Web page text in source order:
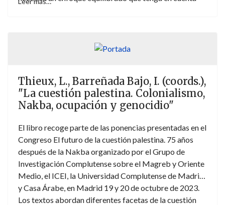
implicaciones éticas y jurídicas existentes, la
como los debidos cauces de actuación en caso de que
no operen debidamente. Sin dejar de lado la
responsabilidad primaria del Estado en esta materia ni
organizaciones de derechos humanos juegan en la
vigilancia y control de las actividades de las empresas
relacionadas con el comercio de armas, así como en la
denuncia de posibles violaciones de derechos humanos.
Temas todos ellos de la más candente actualidad, lo
que dota a la obra de un innegable interés.
Thieux, L., Barreñada Bajo, I. (coords.),
"La cuestión palestina. Colonialismo,
Nakba, ocupación y genocidio"
El libro recoge parte de las ponencias presentadas en el
Congreso El futuro de la cuestión palestina. 75 años
después de la Nakba organizado por el Grupo de
Investigación Complutense sobre el Magreb y Oriente
Medio, el ICEI, la Universidad Complutense de Madrid
y Casa Árabe, en Madrid 19 y 20 de octubre de 2023.
Los textos abordan diferentes facetas de la cuestión